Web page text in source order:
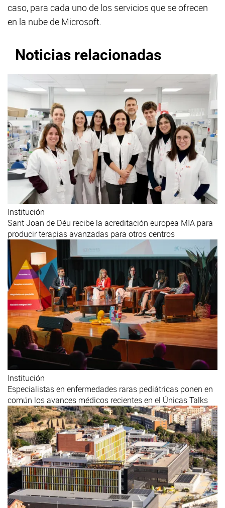
caso, para cada uno de los servicios que se ofrecen
en la nube de Microsoft.
Noticias relacionadas
Institución
Sant Joan de Déu recibe la acreditación europea MIA para
producir terapias avanzadas para otros centros
Institución
Especialistas en enfermedades raras pediátricas ponen en
común los avances médicos recientes en el Únicas Talks